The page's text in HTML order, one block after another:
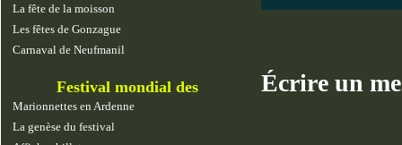
La fête de la moisson
Les fêtes de Gonzague
Carnaval de Neufmanil
Festival mondial des
marionnettes
Marionnettes en Ardenne
La genèse du festival
Écrire un